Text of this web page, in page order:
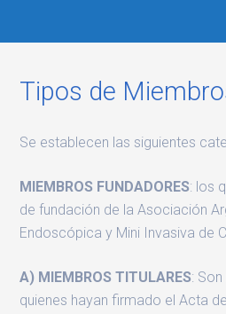
Tipos de
Se establecen las siguientes
MIEMBROS FUNDADORES: los
de fundación de la Asociación
Endoscópica y Mini Invasiva de
A) MIEMBROS TITULARES:
quienes hayan firmado el Acta